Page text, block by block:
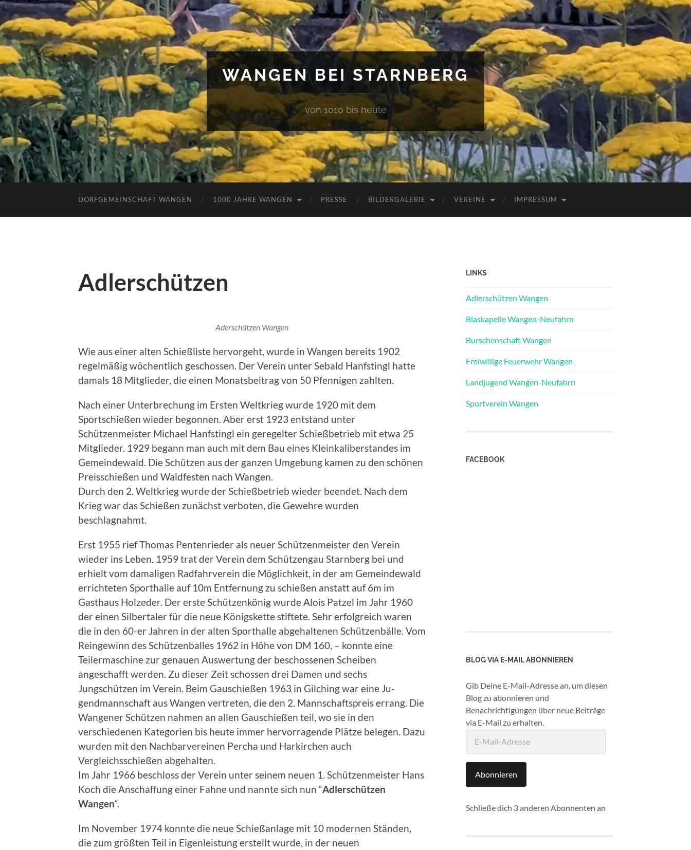
WANGEN BEI STARNBERG
von 1010 bis heute
DORFGEMEINSCHAFT WANGEN 1000 JAHRE WANGEN PRESSE BILDERGALERIE VEREINE IMPRESSUM
Adlerschützen
Aderschützen Wangen
Wie aus einer alten Schießliste hervor­geht, wurde in Wangen bereits 1902
regelmäßig wöchentlich geschossen. Der Verein unter Sebald Hanfstingl hatte
damals 18 Mitglieder, die einen Monatsbei­trag von 50 Pfennigen zahlten.
Nach einer Unterbrechung im Ersten Weltkrieg wurde 1920 mit dem
Sportschießen wieder begonnen. Aber erst 1923 entstand unter
Schützenmeister Michael Hanfstingl ein geregelter Schieß­betrieb mit etwa 25
Mitglieder. 1929 begann man auch mit dem Bau eines Kleinkali­berstandes im
Gemeindewald. Die Schützen aus der ganzen Umge­bung kamen zu den schönen
Preisschie­ßen und Waldfesten nach Wangen.
Durch den 2. Weltkrieg wurde der Schießbetrieb wieder beendet. Nach dem
Krieg war das Schießen zunächst verboten, die Gewehre wurden
beschlagnahmt.
Erst 1955 rief Thomas Pen­tenrieder als neuer Schützenmeister den Verein
wieder ins Leben. 1959 trat der Verein dem Schützengau Starnberg bei und
erhielt vom damaligen Radfahrverein die Möglichkeit, in der am Gemeindewald
errichteten Sporthalle auf 10m Entfernung zu schießen anstatt auf 6m im
Gasthaus Holzeder. Der erste Schüt­zenkönig wurde Alois Patzel im Jahr 1960
der einen Silbertaler für die neue Königskette stiftete. Sehr erfolgreich waren
die in den 60-er Jahren in der alten Sporthalle abgehaltenen Schützenbälle. Vom
Reingewinn des Schützenballes 1962 in Höhe von DM 160, – konnte eine
Teilermaschine zur genauen Auswertung der beschossenen Scheiben
angeschafft werden. Zu dieser Zeit schossen drei Damen und sechs
Jungschützen im Verein. Beim Gau­schießen 1963 in Gilching war eine Ju­
gendmannschaft aus Wangen vertreten die den 2. Mannschaftspreis errang. Die
Wangener Schützen nahmen an allen Gauschießen teil, wo sie in den
verschiedenen Kategorien bis heute immer hervorragende Plätze belegen. Dazu
wurden mit den Nachbar­vereinen Percha und Harkirchen auch
Vergleichsschießen abge­halten.
Im Jahr 1966 beschloss der Verein unter seinem neuen 1. Schützenmeister Hans
Koch die Anschaffung einer Fahne und nannte sich nun “Adlerschützen
Wangen“.
Im November 1974 konnte die neue Schießanlage mit 10 modernen Ständen,
die zum größten Teil in Eigenleistung erstellt wurde, in der neuen
LINKS
Adlerschützen Wangen
Blaskapelle Wangen-Neufahrn
Burschenschaft Wangen
Freiwillige Feuerwehr Wangen
Landjugend Wangen-Neufahrn
Sportverein Wangen
FACEBOOK
BLOG VIA E-MAIL ABONNIEREN
Gib Deine E-Mail-Adresse an, um diesen
Blog zu abonnieren und
Benachrichtigungen über neue Beiträge
via E-Mail zu erhalten.
Mail-
Abonnieren
Schließe dich 3 anderen Abonnenten an